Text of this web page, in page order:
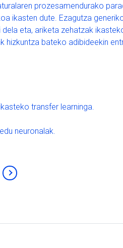
prozesamendurako
ikasten dute. Ezagutza
eta, ariketa zehatzak
hizkuntza bateko adibideekin
transfer learninga.
neuronalak.